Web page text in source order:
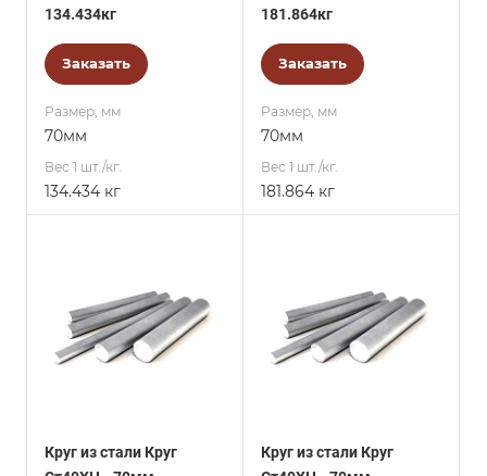
134.434кг
Заказать
Размер, мм
70мм
Вес 1 шт./кг.
134.434 кг
181.864кг
Заказать
Размер, мм
70мм
Вес 1 шт./кг.
181.864 кг
Круг из стали Круг
Круг из стали Круг